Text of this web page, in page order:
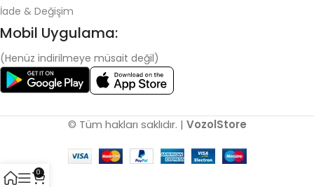
İade & Değişim
Mobil Uygulama:
(Henüz indirilmeye müsait değil)
© Tüm hakları saklıdır. | VozolStore
0